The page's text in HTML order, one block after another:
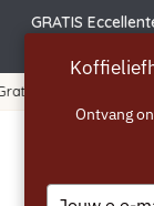
GRATIS
Ontvang
Type